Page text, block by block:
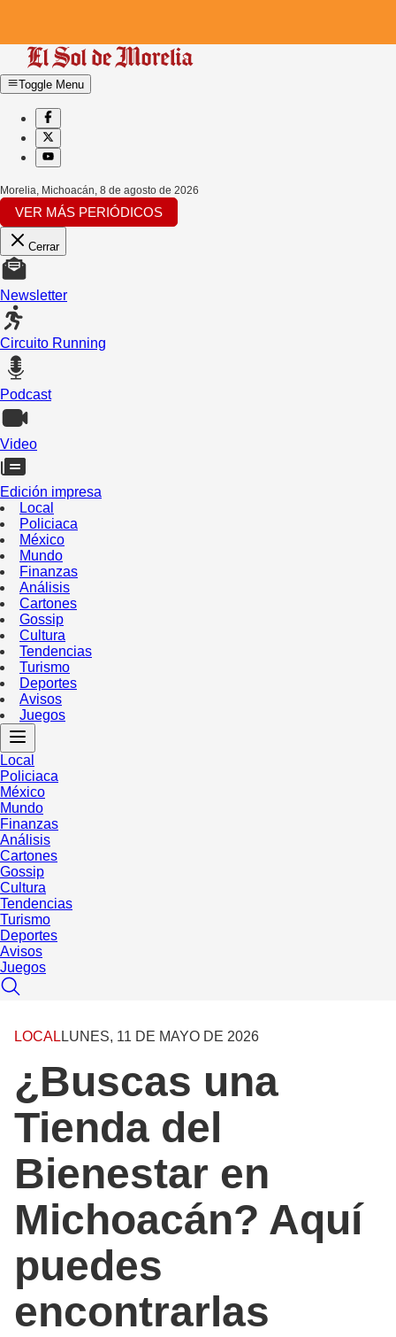
Toggle Menu
Morelia, Michoacán, 8 de agosto de 2026
VER MÁS PERIÓDICOS
Cerrar
Newsletter
Circuito Running
Podcast
Video
Edición impresa
Local
Policiaca
México
Mundo
Finanzas
Análisis
Cartones
Gossip
Cultura
Tendencias
Turismo
Deportes
Avisos
Juegos
Local
Policiaca
México
Mundo
Finanzas
Análisis
Cartones
Gossip
Cultura
Tendencias
Turismo
Deportes
Avisos
Juegos
LOCAL LUNES, 11 DE MAYO DE 2026
¿Buscas una
Tienda del
Bienestar en
Michoacán? Aquí
puedes
encontrarlas